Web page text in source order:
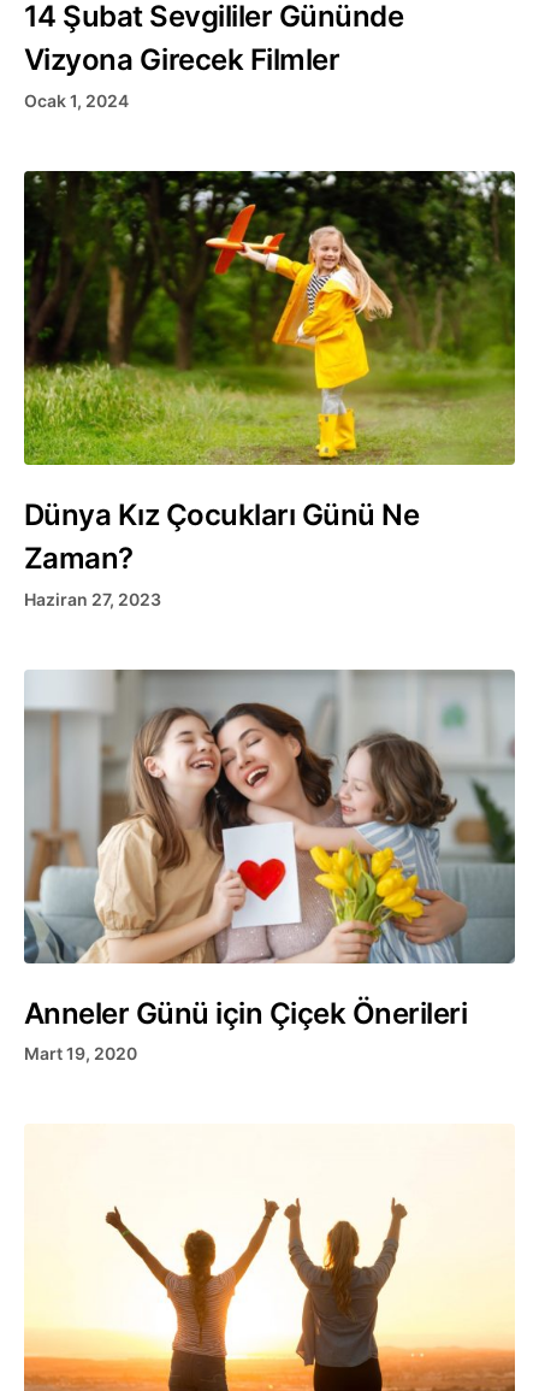
14 Şubat Sevgililer Gününde
Vizyona Girecek Filmler
Ocak 1, 2024
Dünya Kız Çocukları Günü Ne
Zaman?
Haziran 27, 2023
Anneler Günü için Çiçek Önerileri
Mart 19, 2020